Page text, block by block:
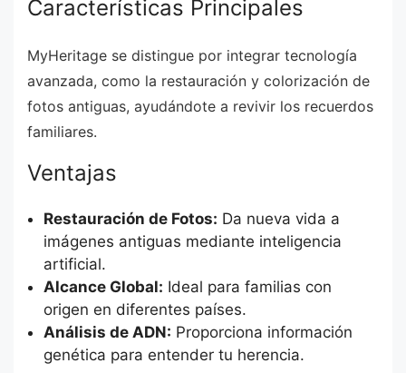
Características Principales
MyHeritage se distingue por integrar tecnología
avanzada, como la restauración y colorización de
fotos antiguas, ayudándote a revivir los recuerdos
familiares.
Ventajas
Restauración de Fotos: Da nueva vida a
imágenes antiguas mediante inteligencia
artificial.
Alcance Global: Ideal para familias con
origen en diferentes países.
Análisis de ADN: Proporciona información
genética para entender tu herencia.